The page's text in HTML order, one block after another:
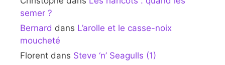
semer ?
Bernard dans L’arolle et le casse-noix
moucheté
Florent dans Steve ‘n’ Seagulls (1)